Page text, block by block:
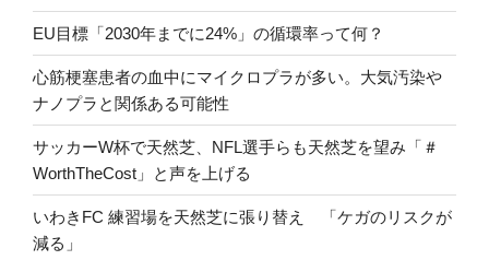
EU目標「2030年までに24%」の循環率って何？
心筋梗塞患者の血中にマイクロプラが多い。大気汚染や
ナノプラと関係ある可能性
サッカーW杯で天然芝、NFL選手らも天然芝を望み「＃
WorthTheCost」と声を上げる
いわきFC 練習場を天然芝に張り替え 「ケガのリスクが
減る」